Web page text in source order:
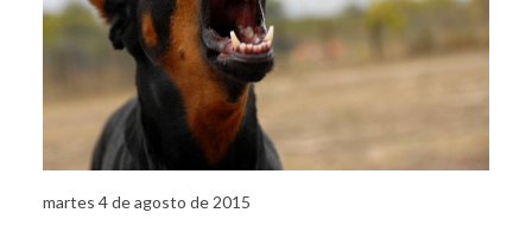
martes 4 de agosto de 2015